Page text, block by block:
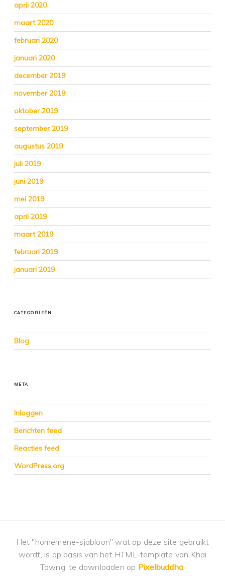
april 2020
maart 2020
februari 2020
januari 2020
december 2019
november 2019
oktober 2019
september 2019
augustus 2019
juli 2019
juni 2019
mei 2019
april 2019
maart 2019
februari 2019
januari 2019
CATEGORIEËN
Blog
META
Inloggen
Berichten feed
Reacties feed
WordPress.org
Het "homemene-sjabloon" wat op deze site gebruikt
wordt, is op basis van het HTML-template van Khai
Tawng, te downloaden op Pixelbuddha.